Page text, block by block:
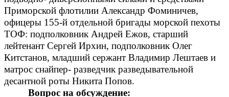
Приморской флотилии Александр Фоминичев,
офицеры 155-й отдельной бригады морской пехоты
ТОФ: подполковник Андрей Ежов, старший
лейтенант Сергей Ирхин, подполковник Олег
Китстанов, младший сержант Владимир Лештаев и
матрос снайпер- разведчик разведывательной
десантной роты Никита Попов.
Вопрос на обсуждение: